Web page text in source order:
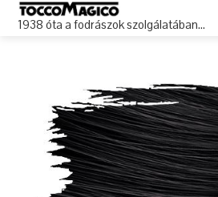
1938 óta a fodrászok szolgálatában…